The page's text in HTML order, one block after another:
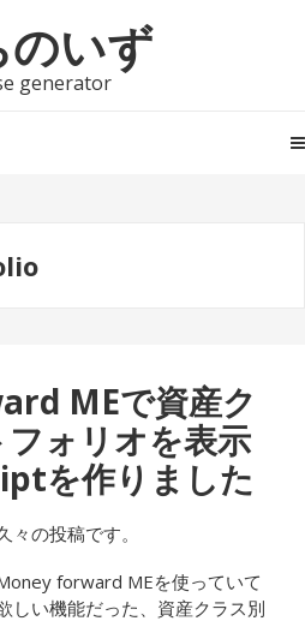
のいず
generator
MEで資産ク
ォリオを表示
を作りました
々の投稿です。
forward MEを使っていて
しい機能だった、資産クラス別